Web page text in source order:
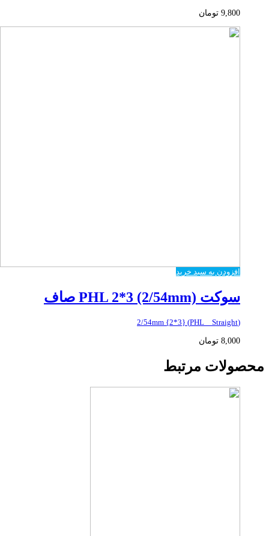
9,800 تومان
افزودن به سبد خرید
سوکت PHL 2*3 (2/54mm) صاف
(PHL _ Straight) {2*3} 2/54mm
8,000 تومان
محصولات مرتبط